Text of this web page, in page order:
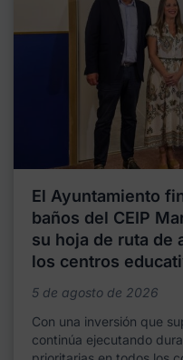
El Ayuntamiento
baños del CEIP
su hoja de ruta de
los centros
5 de agosto de 2026
Con una inversión que
continúa ejecutando